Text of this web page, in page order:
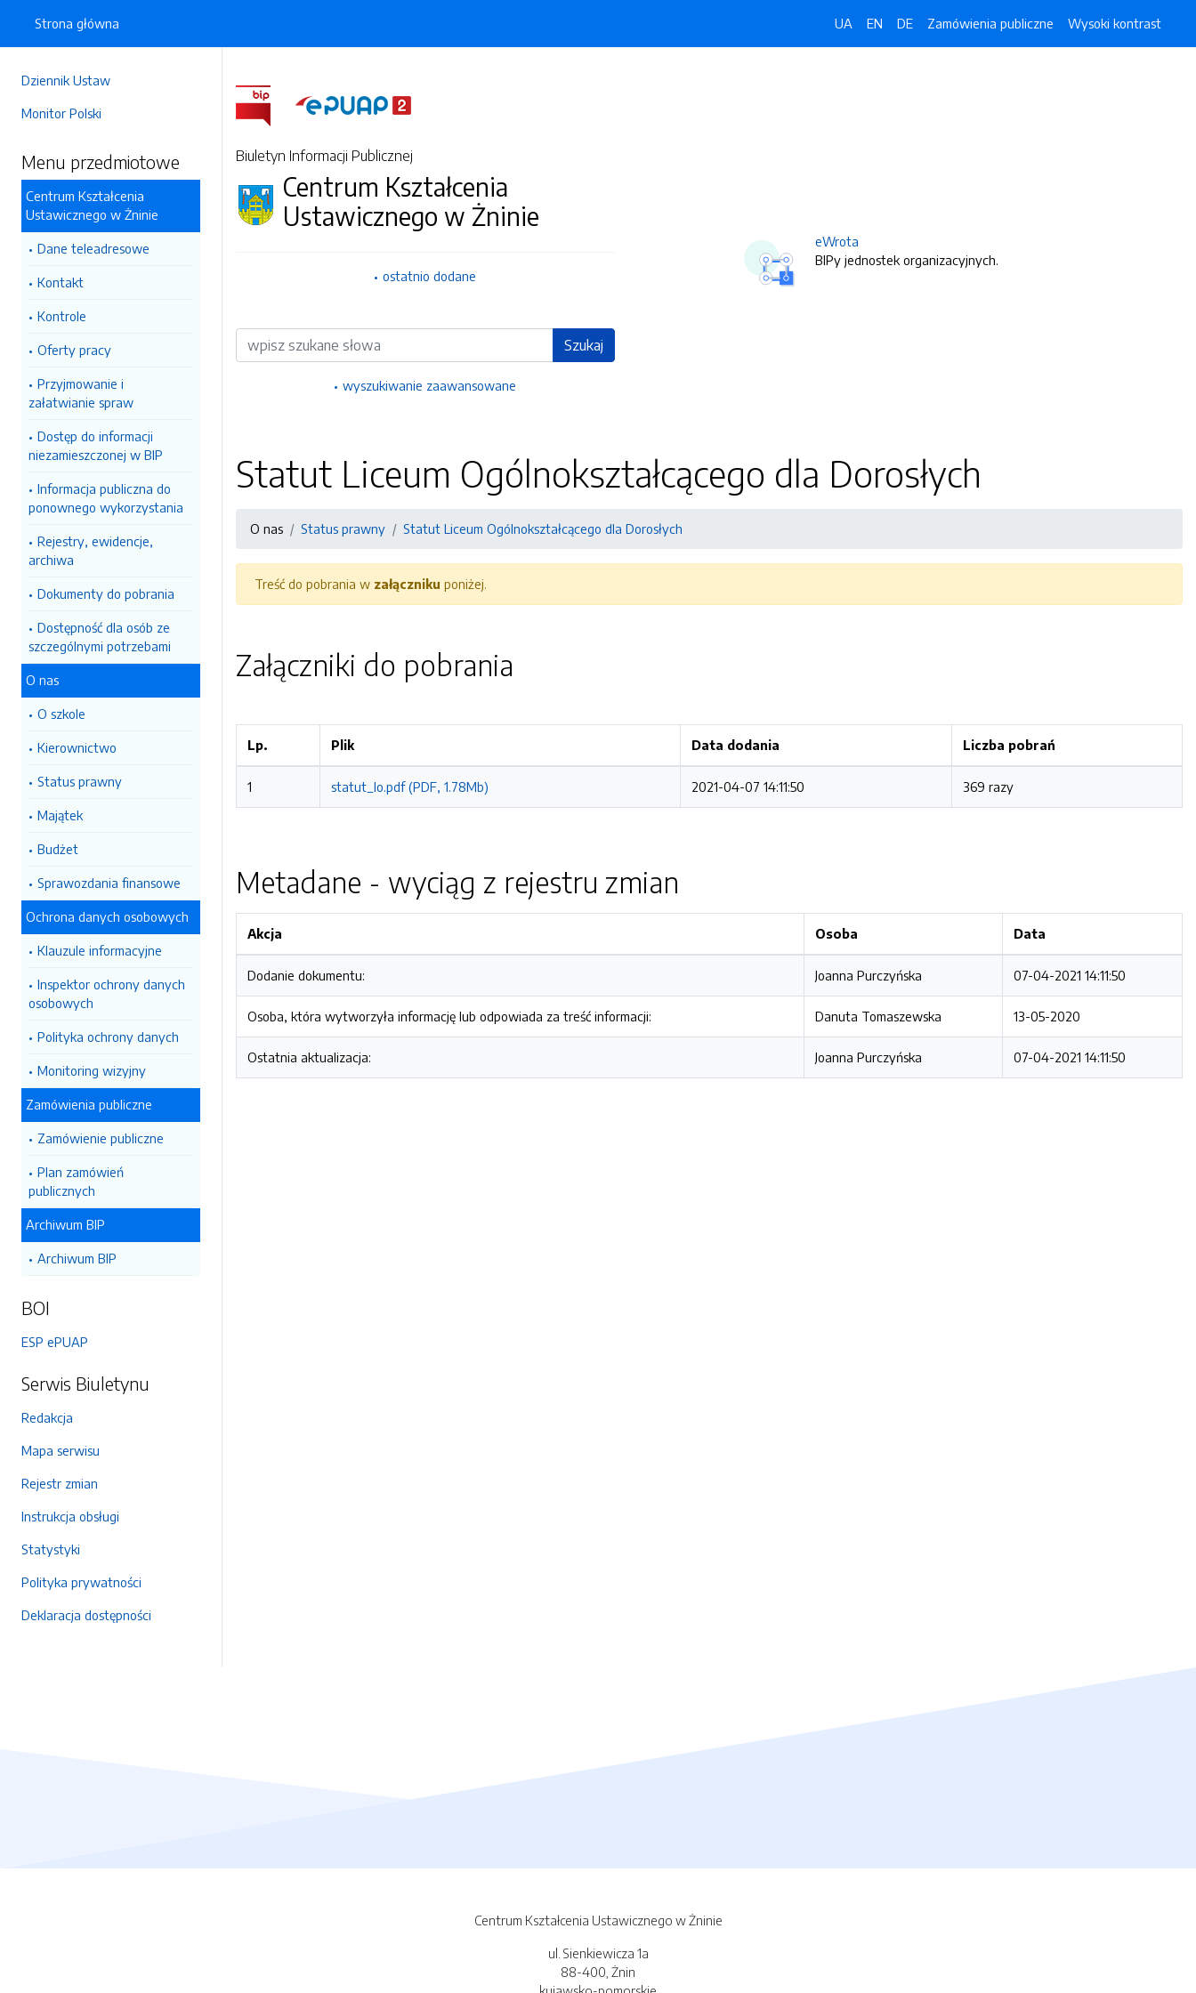
Dziennik Ustaw
Monitor Polski
Menu przedmiotowe
Centrum Kształcenia
Ustawicznego w Żninie
Dane teleadresowe
Kontakt
Kontrole
Oferty pracy
Przyjmowanie i
załatwianie spraw
Dostęp do informacji
niezamieszczonej w BIP
Informacja publiczna do
ponownego wykorzystania
Rejestry, ewidencje,
archiwa
Dokumenty do pobrania
Dostępność dla osób ze
szczególnymi potrzebami
O nas
O szkole
Kierownictwo
Status prawny
Majątek
Budżet
Sprawozdania finansowe
Ochrona danych osobowych
Klauzule informacyjne
Inspektor ochrony danych
osobowych
Polityka ochrony danych
Monitoring wizyjny
Zamówienia publiczne
Zamówienie publiczne
Plan zamówień
publicznych
Archiwum BIP
Archiwum BIP
BOI
ESP ePUAP
Serwis Biuletynu
Redakcja
Mapa serwisu
Rejestr zmian
Instrukcja obsługi
Statystyki
Polityka prywatności
Deklaracja dostępności
Strona główna UA EN DE Zamówienia publiczne Wysoki kontrast
Biuletyn Informacji Publicznej
Centrum Kształcenia
Ustawicznego w Żninie
ostatnio dodane
Wyszukiwarka Szukaj
wyszukiwanie zaawansowane
eWrota
BIPy jednostek organizacyjnych.
Statut Liceum Ogólnokształcącego dla Dorosłych
O nas Status prawny Statut Liceum Ogólnokształcącego dla Dorosłych
Treść do pobrania w załączniku poniżej.
Załączniki do pobrania
Lp. Plik Data dodania Liczba pobrań
1 statut_lo.pdf (PDF, 1.78Mb) 2021-04-07 14:11:50 369 razy
Metadane - wyciąg z rejestru zmian
Akcja Osoba Data
Dodanie dokumentu: Joanna Purczyńska 07-04-2021 14:11:50
Osoba, która wytworzyła informację lub odpowiada za treść informacji: Danuta Tomaszewska 13-05-2020
Ostatnia aktualizacja: Joanna Purczyńska 07-04-2021 14:11:50
Centrum Kształcenia Ustawicznego w Żninie
ul. Sienkiewicza 1a
88-400, Żnin